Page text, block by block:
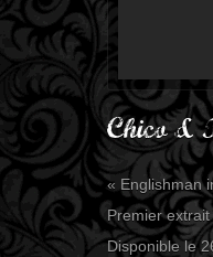
Chico &
« Englishman
Premier
Disponible le